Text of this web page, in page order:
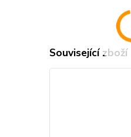
Související zboží